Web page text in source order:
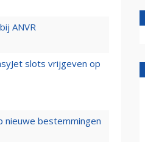
ANVR
slots vrijgeven op
nieuwe bestemmingen